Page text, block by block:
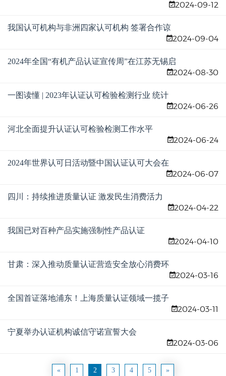
2024-09-12
我国认可机构与非洲四家认可机构 签署合作谅
2024-09-04
2024年全国“有机产品认证宣传周”在江苏无锡启
2024-08-30
一图读懂 | 2023年认证认可检验检测行业 统计
2024-06-26
河北全面提升认证认可检验检测工作水平
2024-06-24
2024年世界认可日活动暨中国认证认可大会在
2024-06-07
四川：持续推进质量认证 激发民生消费活力
2024-04-22
我国已对百种产品实施强制性产品认证
2024-04-10
甘肃：深入推动质量认证营造安全放心消费环
2024-03-16
全国首证落地浦东！上海质量认证领域一揽子
2024-03-11
宁夏举办认证机构诚信守诺宣誓大会
2024-03-06
« 1 2 3 4 5 »